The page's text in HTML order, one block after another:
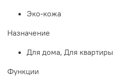
Эко-кожа
Назначение
Для дома, Для квартиры
Функции